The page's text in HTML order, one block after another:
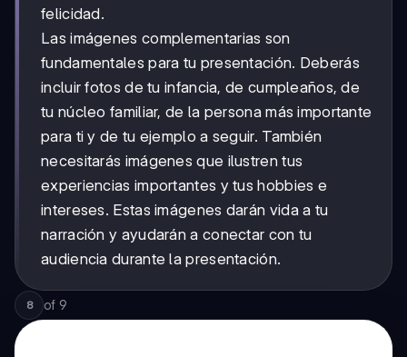
felicidad.
Las imágenes complementarias son
fundamentales para tu presentación. Deberás
incluir fotos de tu infancia, de cumpleaños, de
tu núcleo familiar, de la persona más importante
para ti y de tu ejemplo a seguir. También
necesitarás imágenes que ilustren tus
experiencias importantes y tus hobbies e
intereses. Estas imágenes darán vida a tu
narración y ayudarán a conectar con tu
audiencia durante la presentación.
8 of 9